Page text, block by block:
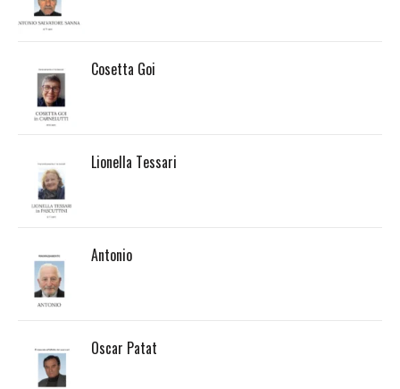
Cosetta Goi
Lionella Tessari
Antonio
Oscar Patat